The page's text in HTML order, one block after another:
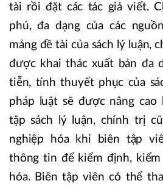
tài rồi đặt các tác giả viết.
phú, đa dạng của các
mảng đề tài của sách lý luận,
được khai thác xuất bản đa
tiễn, tính thuyết phục của
pháp luật sẽ được nâng cao
tập sách lý luận, chính trị
nghiệp hóa khi biên tập
thông tin để kiểm định,
hóa. Biên tập viên có thể